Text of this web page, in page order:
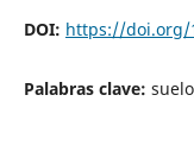
DOI: https://doi.org/
Palabras clave: